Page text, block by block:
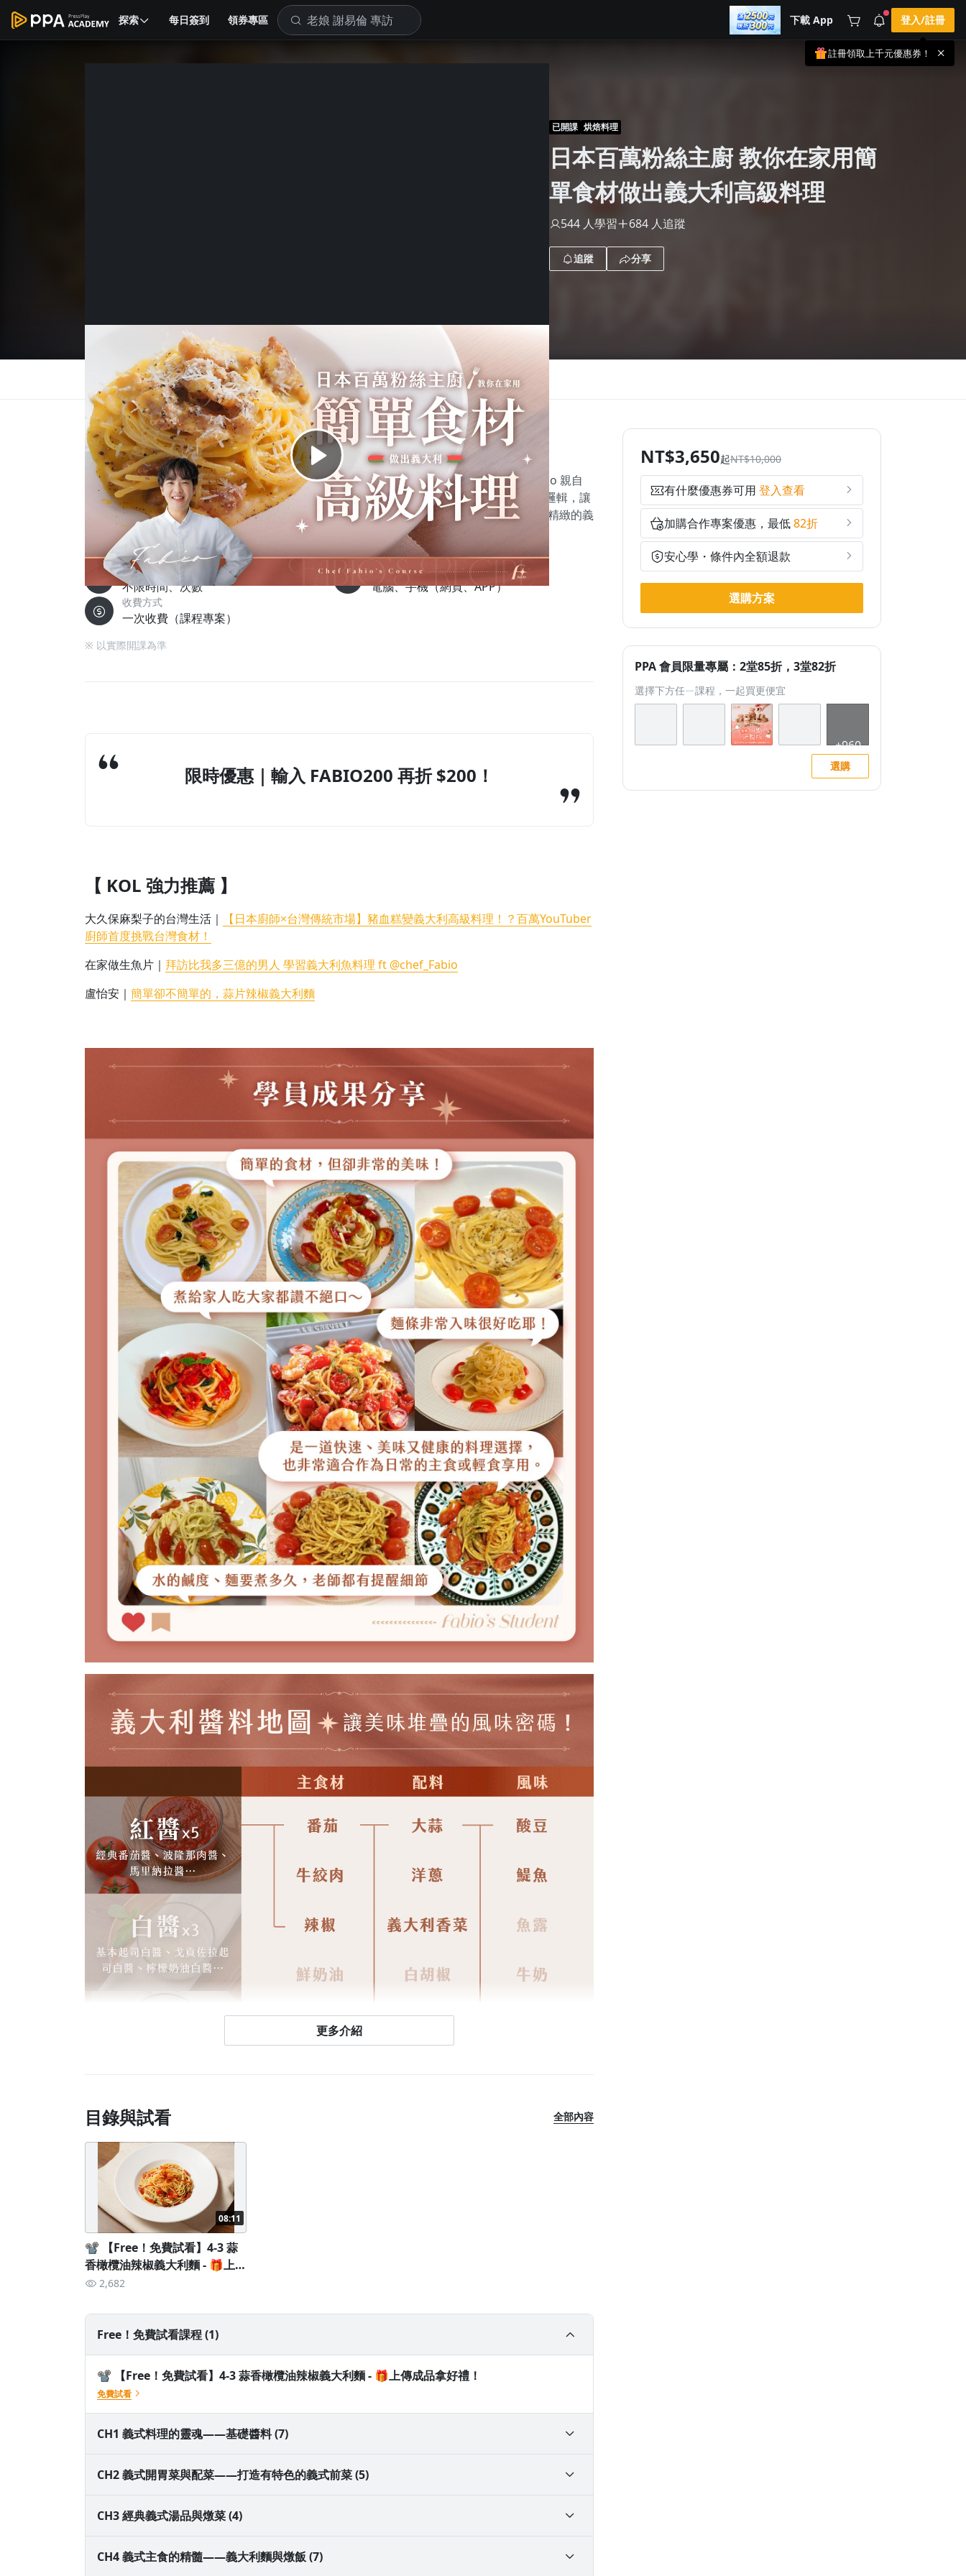
探索 每日簽到 領券專區 下載 App
NT$2,500 現折 NT$300◾活動期間：即
日起 - 8/13（只有一週）-📣 酷暑季好康
\ 再加碼 /→ 點數回饋無上限🔥購買任一
課程 or 訂閱✅ 消費即享回饋 1% 點數
✅ 滿 $5,000 回饋 2% 點數🎁 此為 PPA
官方帳號 Line@ 專屬活動，加入好友👉
查看全部
登入/註冊
註冊領取上千元優惠券！
已開課 烘焙料理
日本百萬粉絲主廚 教你在家用簡
單食材做出義大利高級料理
544 人學習 684 人追蹤
追蹤 分享
總覽 介紹 目錄與試看 作業成果 選購方案 講師 常見問題 問與答
NT$3,650起NT$10,000
有什麼優惠券可用 登入查看
加購合作專案優惠，最低82折
安心學・條件內全額退款
選購方案
PPA 會員限量專屬：2堂85折，3堂82折
選擇下方任ㄧ課程，一起買更便宜
選購
課程總覽
義大利料理的精髓從來不是技法，而是對食材的理解與風味的掌握。 這課由義大利主廚 Fabio 親自
教學，從醬料出發，帶你用台灣食材煮出道地義式味道，學會乳化、風味搭配與自由組合的邏輯，讓
你不只做得出，更做得好吃。 無論你是料理新手還是進階者，都能學會用簡單食材做出口味精緻的義
式料理。
觀看限制
不限時間、次數
可用裝置
電腦、手機（網頁、APP）
收費方式
一次收費（課程專案）
※ 以實際開課為準
限時優惠｜輸入 FABIO200 再折 $200！
【 KOL 強力推薦 】
大久保麻梨子的台灣生活｜
【日本廚師×台灣傳統市場】豬血糕變義大利高級料理！？百萬YouTuber
廚師首度挑戰台灣食材！
在家做生魚片｜ 拜訪比我多三億的男人 學習義大利魚料理 ft ‪@chef_Fabio‬
盧怡安｜ 簡單卻不簡單的，蒜片辣椒義大利麵
更多介紹
目錄與試看 全部內容
08:11
📽️ 【Free！免費試看】4-3 蒜
香橄欖油辣椒義大利麵 - 🎁上傳
成品拿好禮！
2,682
Free！免費試看課程 (1)
📽️ 【Free！免費試看】4-3 蒜香橄欖油辣椒義大利麵 - 🎁上傳成品拿好禮！
免費試看
CH1 義式料理的靈魂——基礎醬料 (7)
1-1 義大利的基本高湯（蔬菜高湯的製作方式）
1-2 紅醬：經典番茄醬
1-3 紅醬：波隆那肉醬
CH2 義式開胃菜與配菜——打造有特色的義式前菜 (5)
2-1 卡布里沙拉（Insalata Caprese）的製作
2-2 卡帕喬（Carpaccio）的製作、調味醬與組合方式
CH3 經典義式湯品與燉菜 (4)
3-1 義式蔬菜湯（Minestrone）
CH4 義式主食的精髓——義大利麵與燉飯 (7)